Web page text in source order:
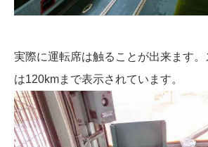
実際に運転席は触ることが出来ます
は120kmまで表示されています。